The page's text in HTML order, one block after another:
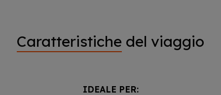
Arrivo in Italia.
Caratteristiche del viaggio
IDEALE PER: